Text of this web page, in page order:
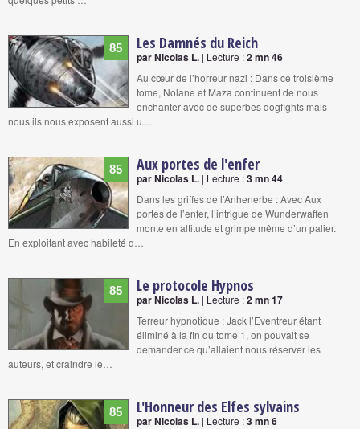
85 Les Damnés du Reich
par Nicolas L. | Lecture :2 mn 46
Au cœur de l’horreur nazi : Dans ce troisième
tome, Nolane et Maza continuent de nous
enchanter avec de superbes dogfights mais
nous ils nous exposent aussi u…
85 Aux portes de l'enfer
par Nicolas L. | Lecture :3 mn 44
Dans les griffes de l’Anhenerbe : Avec Aux
portes de l’enfer, l’intrigue de Wunderwaffen
monte en altitude et grimpe même d’un palier.
En exploitant avec habileté d…
85 Le protocole Hypnos
par Nicolas L. | Lecture :2 mn 17
Terreur hypnotique : Jack l’Eventreur étant
éliminé à la fin du tome 1, on pouvait se
demander ce qu’allaient nous réserver les
auteurs, et craindre le…
85 L'Honneur des Elfes sylvains
par Nicolas L. | Lecture :3 mn 6